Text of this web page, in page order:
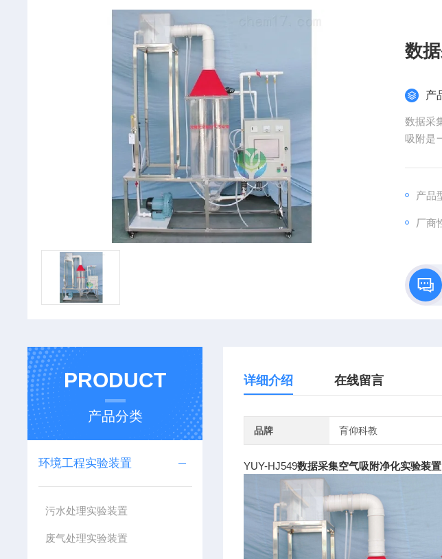
数
产
数据采
吸附是
产品
厂商
PRODUCT
产品分类
环境工程实验装置
污水处理实验装置
废气处理实验装置
详细介绍 在线留言
品牌 育仰科教
YUY-HJ549数据采集空气吸附净化实验装置